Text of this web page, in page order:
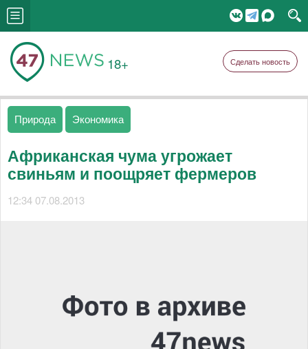
18+ Сделать новость
Природа Экономика
Африканская чума угрожает
свиньям и поощряет фермеров
12:34 07.08.2013